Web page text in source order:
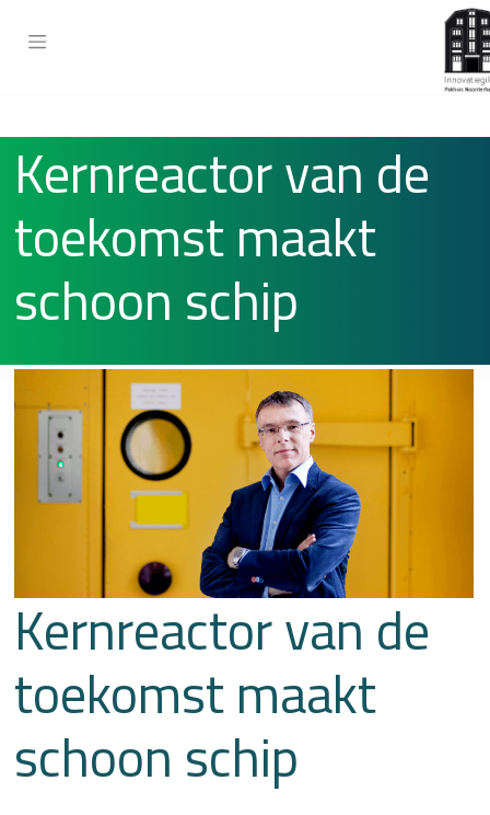
Kernreactor van de
toekomst maakt
schoon schip
Kernreactor van de
toekomst maakt
schoon schip